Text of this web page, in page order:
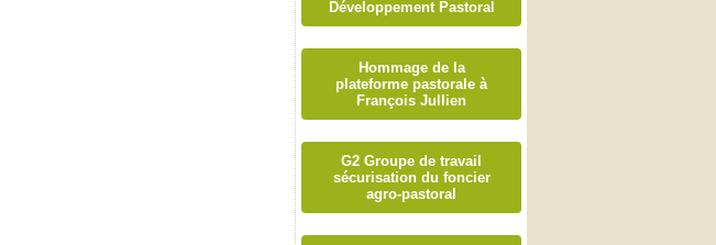
Développement Pastoral
Hommage de la
plateforme pastorale à
François Jullien
G2 Groupe de travail
sécurisation du foncier
agro-pastoral